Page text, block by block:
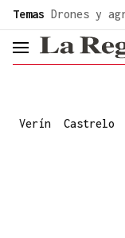
Temas Drones y
header.menu.open
Verín Castrelo